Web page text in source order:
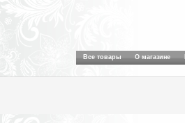
Все товары О магазине